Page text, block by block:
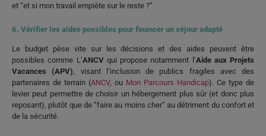
et “et si mon travail empiète sur le reste ?”
6. Vérifier les aides possibles pour financer un séjour adapté
Le budget pèse vite sur les décisions et des aides peuvent être
possibles comme L’ANCVqui propose notamment l’Aide aux Projets
Vacances (APV) , visant l’inclusion de publics fragiles avec des
partenaires de terrain (ANCV, ou Mon Parcours Handicap). Ce type de
levier peut permettre de choisir un hébergement plus sûr (et donc plus
reposant), plutôt que de “faire au moins cher” au détriment du confort et
de la sécurité.